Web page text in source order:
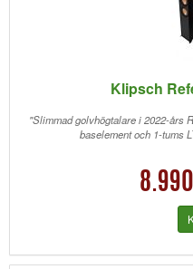
Klipsch
"Slimmad golvhögtalare i 2022-års
baselement och 1-tums